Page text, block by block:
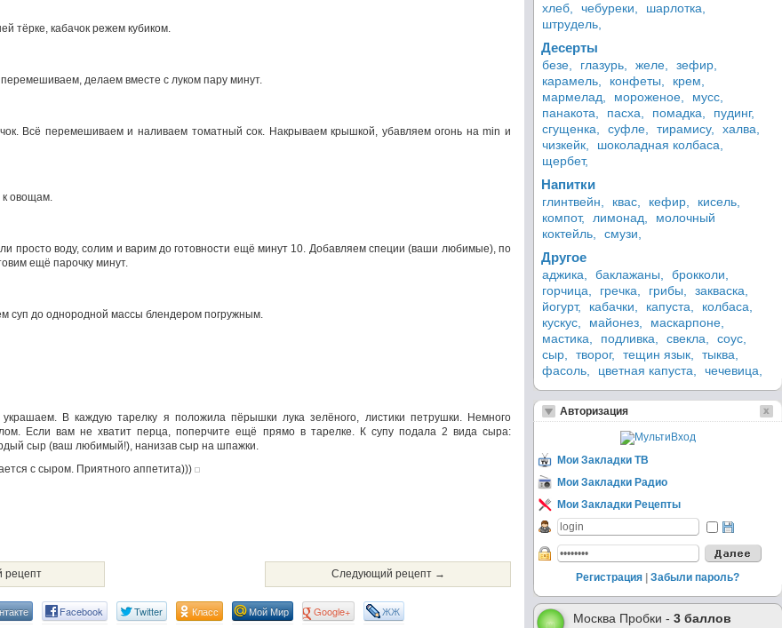
тёрке, кабачок режем кубиком.
перемешиваем, делаем вместе с луком пару минут.
Всё перемешиваем и наливаем томатный сок. Накрываем крышкой, убавляем огонь на min и
к овощам.
просто воду, солим и варим до готовности ещё минут 10. Добавляем специи (ваши любимые), по
ещё парочку минут.
суп до однородной массы блендером погружным.
В каждую тарелку я положила пёрышки лука зелёного, листики петрушки. Немного
Если вам не хватит перца, поперчите ещё прямо в тарелке. К супу подала 2 вида сыра:
сыр (ваш любимый!), нанизав сыр на шпажки.
с сыром. Приятного аппетита)))
Следующий рецепт →
Facebook Twitter Класс Мой Мир Google+ ЖЖ
хлеб,
чебуреки,
шарлотка,
штрудель,
Десерты
безе, глазурь, желе,
зефир,
карамель,
конфеты,
крем,
мармелад,
мороженое,
мусс,
панакота,
пасха, помадка,
пудинг,
сгущенка,
суфле, тирамису,
халва,
чизкейк,
шоколадная колбаса,
щербет,
Напитки
глинтвейн, квас, кефир,
кисель,
компот,
лимонад,
молочный
коктейль,
смузи,
Другое
аджика, баклажаны,
брокколи,
горчица,
гречка, грибы,
закваска,
йогурт,
кабачки, капуста,
колбаса,
кускус,
майонез,
маскарпоне,
мастика,
подливка, свекла,
соус,
сыр,
творог, тещин язык,
тыква,
фасоль,
цветная капуста, чечевица,
Авторизация
Мои Закладки ТВ
Мои Закладки Радио
Мои Закладки Рецепты
Регистрация Забыли пароль?
Москва Пробки - 3 баллов